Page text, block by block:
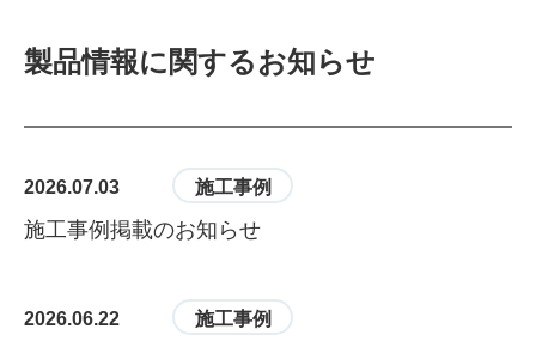
製品情報に関するお知らせ
2026.07.03 施工事例
施工事例掲載のお知らせ
2026.06.22 施工事例